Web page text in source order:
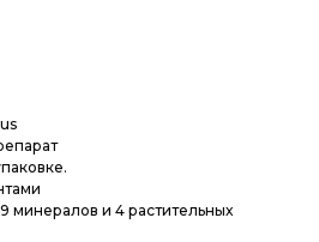
минералов и 4 растительных